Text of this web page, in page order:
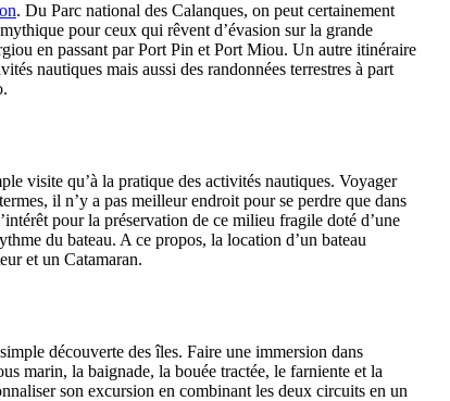
. Du Parc national des Calanques, on peut certainement
pour ceux qui rêvent d’évasion sur la grande
en passant par Port Pin et Port Miou. Un autre itinéraire
nautiques mais aussi des randonnées terrestres à part
visite qu’à la pratique des activités nautiques. Voyager
il n’y a pas meilleur endroit pour se perdre que dans
pour la préservation de ce milieu fragile doté d’une
du bateau. A ce propos, la location d’un bateau
et un Catamaran.
découverte des îles. Faire une immersion dans
marin, la baignade, la bouée tractée, le farniente et la
son excursion en combinant les deux circuits en un